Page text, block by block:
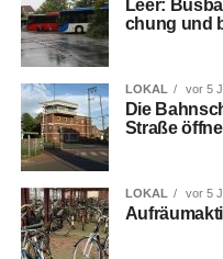
Leer:
chung und
LOKAL vor 5
Die
Stra­ße
LOKAL vor 5